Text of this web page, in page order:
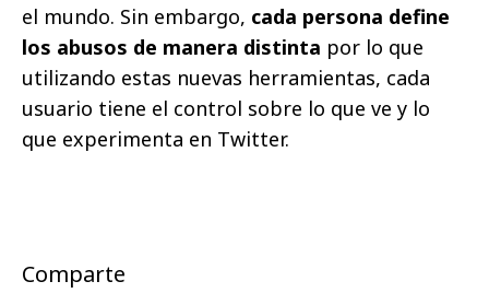
el mundo. Sin embargo, cada persona define
los abusos de manera distinta por lo que
utilizando estas nuevas herramientas, cada
usuario tiene el control sobre lo que ve y lo
que experimenta en Twitter.
Comparte